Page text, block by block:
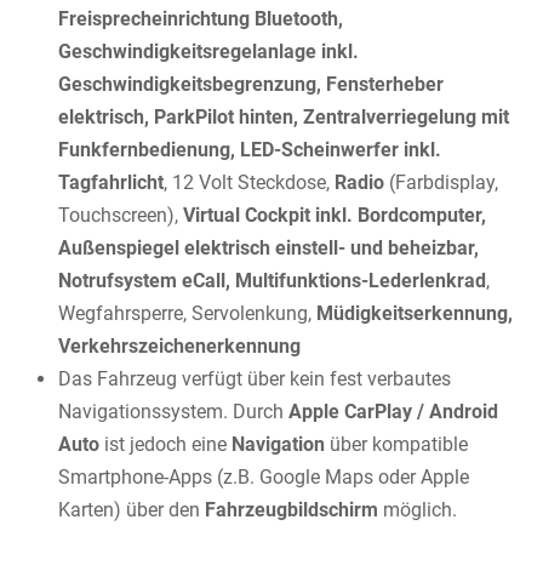
Freisprecheinrichtung Bluetooth,
Geschwindigkeitsregelanlage inkl.
Geschwindigkeitsbegrenzung, Fensterheber
elektrisch, ParkPilot hinten, Zentralverriegelung mit
Funkfernbedienung, LED-Scheinwerfer inkl.
Tagfahrlicht, 12 Volt Steckdose, Radio (Farbdisplay,
Touchscreen), Virtual Cockpit inkl. Bordcomputer,
Außenspiegel elektrisch einstell- und beheizbar,
Notrufsystem eCall, Multifunktions-Lederlenkrad ,
Wegfahrsperre, Servolenkung, Müdigkeitserkennung,
Verkehrszeichenerkennung
Das Fahrzeug verfügt über kein fest verbautes
Navigationssystem. Durch Apple CarPlay / Android
Auto ist jedoch eine Navigation über kompatible
Smartphone-Apps (z.B. Google Maps oder Apple
Karten) über den Fahrzeugbildschirm möglich.